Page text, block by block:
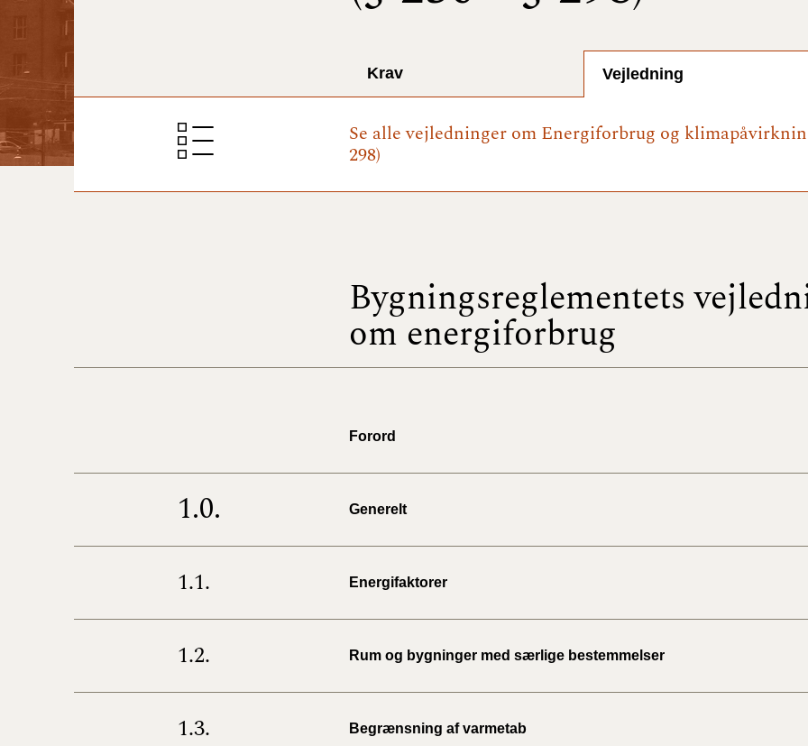
BR18
BR18
BR18
2022)
2022)
BR18
Krav Vejledning
Se alle vejledninger om Energiforbrug og
298)
Bygningsreglementets
om energiforbrug
Forord
1.0. Generelt
1.1. Energifaktorer
1.2. Rum og bygninger med særlige bestemmelser
1.3. Begrænsning af varmetab